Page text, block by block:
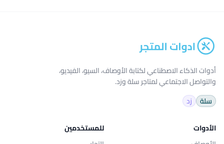
أدوات الذكاء الاصطناعي لكتابة الأوصاف، السيو، الفيديو،
والتواصل الاجتماعي لمتاجر سلة وزد.
سلة
زد
الأدوات
للمستخدمين